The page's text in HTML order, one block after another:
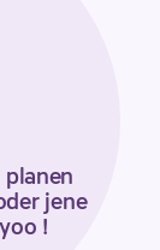
planen
jene
!